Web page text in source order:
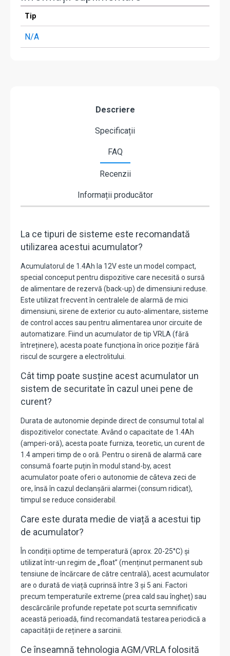
Tip
N/A
Descriere
Specificații
FAQ
Recenzii
Informații producător
La ce tipuri de sisteme este recomandată
utilizarea acestui acumulator?
Acumulatorul de 1.4Ah la 12V este un model compact,
special conceput pentru dispozitive care necesită o sursă
de alimentare de rezervă (back-up) de dimensiuni reduse.
Este utilizat frecvent în centralele de alarmă de mici
dimensiuni, sirene de exterior cu auto-alimentare, sisteme
de control acces sau pentru alimentarea unor circuite de
automatizare. Fiind un acumulator de tip VRLA (fără
întreținere), acesta poate funcționa în orice poziție fără
riscul de scurgere a electrolitului.
Cât timp poate susține acest acumulator un
sistem de securitate în cazul unei pene de
curent?
Durata de autonomie depinde direct de consumul total al
dispozitivelor conectate. Având o capacitate de 1.4Ah
(amperi-oră), acesta poate furniza, teoretic, un curent de
1.4 amperi timp de o oră. Pentru o sirenă de alarmă care
consumă foarte puțin în modul stand-by, acest
acumulator poate oferi o autonomie de câteva zeci de
ore, însă în cazul declanșării alarmei (consum ridicat),
timpul se reduce considerabil.
Care este durata medie de viață a acestui tip
de acumulator?
În condiții optime de temperatură (aprox. 20-25°C) și
utilizat într-un regim de „float” (menținut permanent sub
tensiune de încărcare de către centrală), acest acumulator
are o durată de viață cuprinsă între 3 și 5 ani. Factori
precum temperaturile extreme (prea cald sau îngheț) sau
descărcările profunde repetate pot scurta semnificativ
această perioadă, fiind recomandată testarea periodică a
capacității de reținere a sarcinii.
Ce înseamnă tehnologia AGM/VRLA folosită